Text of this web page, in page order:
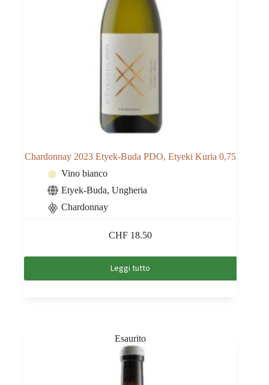
Chardonnay 2023 Etyek-Buda PDO, Etyeki Kuria 0,75
Vino bianco
Etyek-Buda, Ungheria
Chardonnay
CHF 18.50
Leggi tutto